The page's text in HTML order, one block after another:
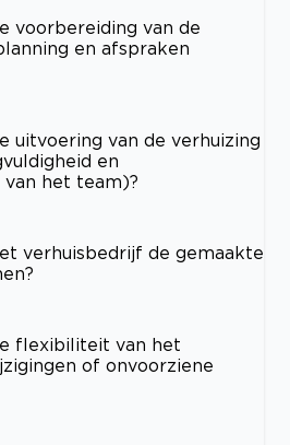
voorbereiding van de
en afspraken
uitvoering van de verhuizing
en
het team)?
verhuisbedrijf de gemaakte
flexibiliteit van het
of onvoorziene